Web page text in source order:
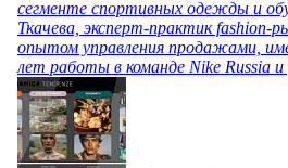
сегменте спортивных одежды и
Ткачева, эксперт-практик fashion-
опытом управления продажами,
лет работы в команде Nike Russia и